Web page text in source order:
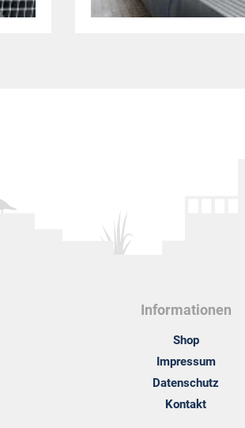
Informationen
Shop
Impressum
Datenschutz
Kontakt